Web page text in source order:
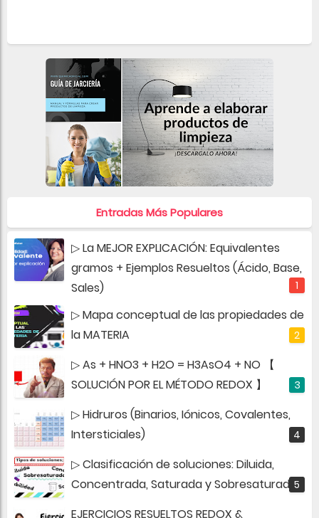
Entradas Más Populares
▷ La MEJOR EXPLICACIÓN: Equivalentes
gramos + Ejemplos Resueltos (Ácido, Base,
Sales)
▷ Mapa conceptual de las propiedades de
la MATERIA
▷ As + HNO3 + H2O = H3AsO4 + NO 【
SOLUCIÓN POR EL MÉTODO REDOX 】
▷ Hidruros (Binarios, Iónicos, Covalentes,
Intersticiales)
▷ Clasificación de soluciones: Diluida,
Concentrada, Saturada y Sobresaturada
EJERCICIOS RESUELTOS REDOX &